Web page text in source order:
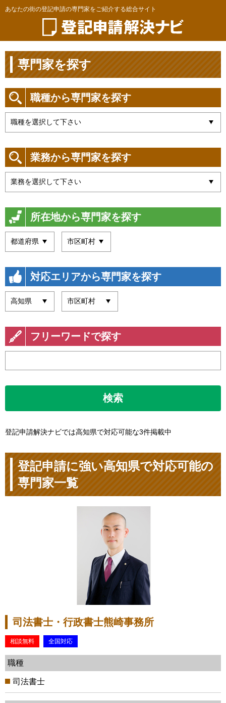
あなたの街の登記申請の専門家をご紹介する総合サイト
専門家を探す
職種から専門家を探す
業務から専門家を探す
所在地から専門家を探す
対応エリアから専門家を探す
フリーワードで探す
検索
登記申請解決ナビでは高知県で対応可能な3件掲載中
登記申請に強い高知県で対応可能の
専門家一覧
司法書士・行政書士熊崎事務所
相談無料 全国対応
職種
司法書士